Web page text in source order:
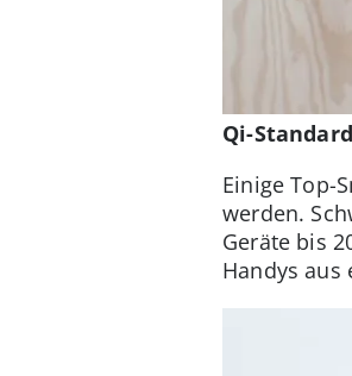
Qi-
Einige Top-
werden.
Geräte bis
Handys aus